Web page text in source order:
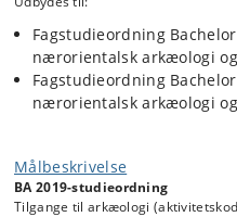
The “Past Cultures” course is
Archaeology
Fagstudieordning
nærorientalsk arkæologi
Fagstudieordning
nærorientalsk arkæologi
Målbeskrivelse
BA 2019-studieordning
Tilgange til arkæologi